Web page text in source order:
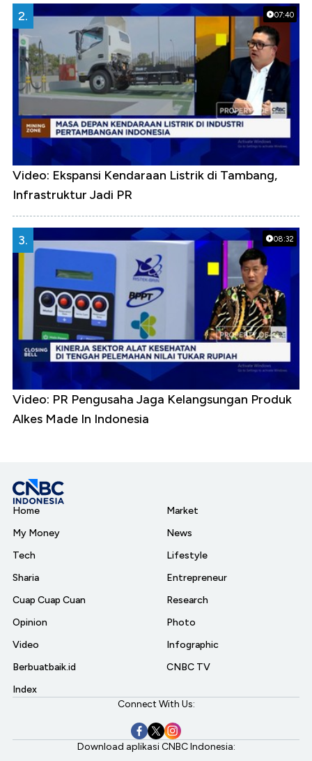
07:40
2.
Video: Ekspansi Kendaraan Listrik di Tambang,
Infrastruktur Jadi PR
08:32
3.
Video: PR Pengusaha Jaga Kelangsungan Produk
Alkes Made In Indonesia
Home
My Money
Tech
Sharia
Cuap Cuap Cuan
Opinion
Video
Berbuatbaik.id
Index
Market
News
Lifestyle
Entrepreneur
Research
Photo
Infographic
CNBC TV
Connect With Us:
Download aplikasi CNBC Indonesia: